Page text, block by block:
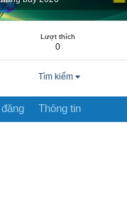
Lượt thích
0
Tìm kiếm
Thông tin